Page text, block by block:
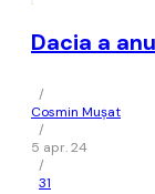
Dacia a
/
Cosmin Mușat
/
5 apr. 24
/
31